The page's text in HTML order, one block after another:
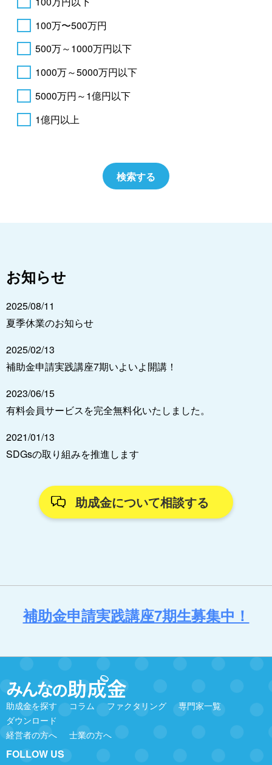
100万〜500万円
500万～1000万円以下
1000万～5000万円以下
5000万円～1億円以下
1億円以上
お知らせ
2025/08/11
夏季休業のお知らせ
2025/02/13
補助金申請実践講座7期いよいよ開講！
2023/06/15
有料会員サービスを完全無料化いたしました。
2021/01/13
SDGsの取り組みを推進します
助成金について相談する
補助金申請実践講座7期生募集中！
助成金を探す コラム ファクタリング
専門家一覧
ダウンロード
経営者の方へ
士業の方へ
FOLLOW US